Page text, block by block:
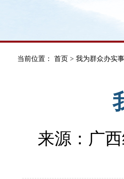
当前位置： 首页 > 我为群众办实事
来源：广